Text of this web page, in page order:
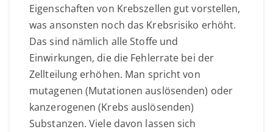
Eigenschaften von Krebszellen gut vorstellen,
was ansonsten noch das Krebsrisiko erhöht.
Das sind nämlich alle Stoffe und
Einwirkungen, die die Fehlerrate bei der
Zellteilung erhöhen. Man spricht von
mutagenen (Mutationen auslösenden) oder
kanzerogenen (Krebs auslösenden)
Substanzen. Viele davon lassen sich